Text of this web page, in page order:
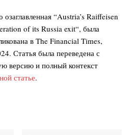
“Austria’s Raiffeisen
of its Russia exit“, была
в The Financial Times,
Статья была переведена с
версию и полный контекст
статье.